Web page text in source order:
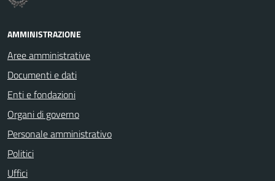
AMMINISTRAZIONE
Aree amministrative
Documenti e dati
Enti e fondazioni
Organi di governo
Personale amministrativo
Politici
Uffici